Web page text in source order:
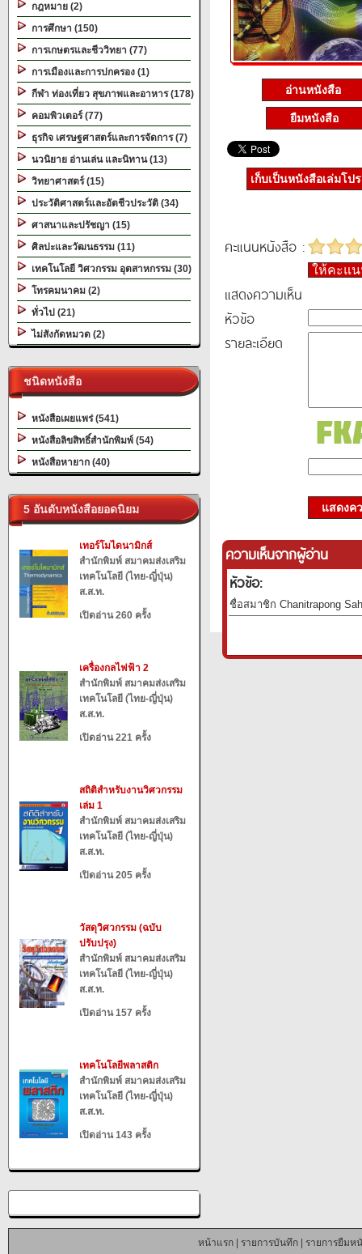
กฎหมาย (2)
การศึกษา (150)
การเกษตรและชีววิทยา (77)
การเมืองและการปกครอง (1)
กีฬา ท่องเที่ยว สุขภาพและอาหาร (178)
คอมพิวเตอร์ (77)
ธุรกิจ เศรษฐศาสตร์และการจัดการ (7)
นวนิยาย อ่านเล่น และนิทาน (13)
วิทยาศาสตร์ (15)
ประวัติศาสตร์และอัตชีวประวัติ (34)
ศาสนาและปรัชญา (15)
ศิลปะและวัฒนธรรม (11)
เทคโนโลยี วิศวกรรม อุตสาหกรรม (30)
โทรคมนาคม (2)
ทั่วไป (21)
ไม่สังกัดหมวด (2)
ชนิดหนังสือ
หนังสือเผยแพร่ (541)
หนังสือลิขสิทธิ์สำนักพิมพ์ (54)
หนังสือหายาก (40)
5 อันดับหนังสือยอดนิยม
เทอร์โมไดนามิกส์
สำนักพิมพ์ สมาคมส่งเสริม
เทคโนโลยี (ไทย-ญี่ปุ่น)
ส.ส.ท.
เปิดอ่าน 260 ครั้ง
เครื่องกลไฟฟ้า 2
สำนักพิมพ์ สมาคมส่งเสริม
เทคโนโลยี (ไทย-ญี่ปุ่น)
ส.ส.ท.
เปิดอ่าน 221 ครั้ง
สถิติสำหรับงานวิศวกรรม
เล่ม 1
สำนักพิมพ์ สมาคมส่งเสริม
เทคโนโลยี (ไทย-ญี่ปุ่น)
ส.ส.ท.
เปิดอ่าน 205 ครั้ง
วัสดุวิศวกรรม (ฉบับ
ปรับปรุง)
สำนักพิมพ์ สมาคมส่งเสริม
เทคโนโลยี (ไทย-ญี่ปุ่น)
ส.ส.ท.
เปิดอ่าน 157 ครั้ง
เทคโนโลยีพลาสติก
สำนักพิมพ์ สมาคมส่งเสริม
เทคโนโลยี (ไทย-ญี่ปุ่น)
ส.ส.ท.
เปิดอ่าน 143 ครั้ง
อ่านหนังสือ
ยืมหนังสือ
เก็บเป็นหนังสือเล่มโป
คะแนนหนังสือ :
ให้คะแ
แสดงความเห็น
หัวข้อ
รายละเอียด
แสดงค
ความเห็นจากผู้อ่าน
หัวข้อ:
ชื่อสมาชิก Chanitrapong
หน้าแรก| รายการบันทึก| รายการยืมห